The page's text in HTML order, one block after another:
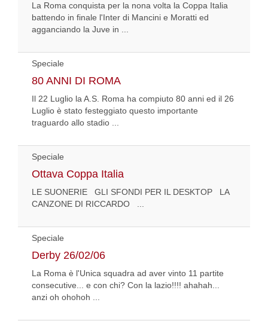
La Roma conquista per la nona volta la Coppa Italia
battendo in finale l'Inter di Mancini e Moratti ed
agganciando la Juve in ...
Speciale
80 ANNI DI ROMA
Il 22 Luglio la A.S. Roma ha compiuto 80 anni ed il 26
Luglio è stato festeggiato questo importante
traguardo allo stadio ...
Speciale
Ottava Coppa Italia
LE SUONERIE GLI SFONDI PER IL DESKTOP LA
CANZONE DI RICCARDO ...
Speciale
Derby 26/02/06
La Roma è l'Unica squadra ad aver vinto 11 partite
consecutive... e con chi? Con la lazio!!!! ahahah...
anzi oh ohohoh ...